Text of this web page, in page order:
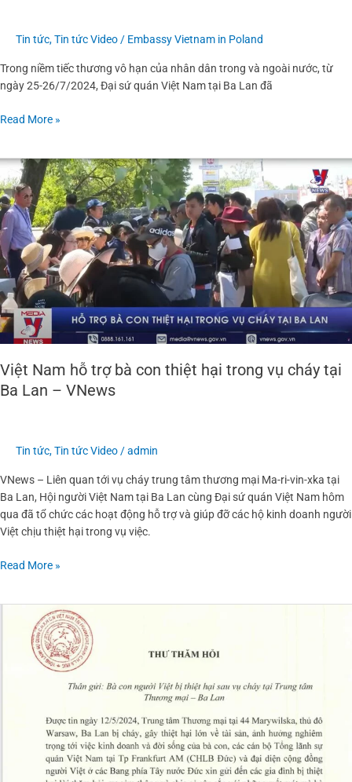
Tin tức,Tin tức Video / Embassy Vietnam in Poland
Trong niềm tiếc thương vô hạn của nhân dân trong và ngoài nước, từ
ngày 25-26/7/2024, Đại sứ quán Việt Nam tại Ba Lan đã
thư
Nguyễn
Trọng
Read More »
Việt Nam hỗ trợ bà con thiệt hại trong vụ cháy tại
Ba Lan – VNews
Tin tức,Tin tức Video /admin
VNews – Liên quan tới vụ cháy trung tâm thương mại Ma-ri-vin-xka tại
Ba Lan, Hội người Việt Nam tại Ba Lan cùng Đại sứ quán Việt Nam hôm
qua đã tổ chức các hoạt động hỗ trợ và giúp đỡ các hộ kinh doanh người
Việt chịu thiệt hại trong vụ việc.
Việt
Nam
hỗ
trợ
bà
con
thiệt
hại
trong
vụ
cháy
Ba
Lan
Read More »